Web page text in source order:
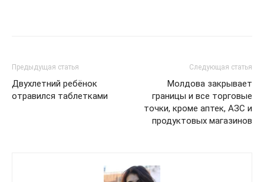
Предыдущая статья
Двухлетний ребёнок
отравился таблетками
Следующая статья
Молдова закрывает
границы и все торговые
точки, кроме аптек, АЗС и
продуктовых магазинов